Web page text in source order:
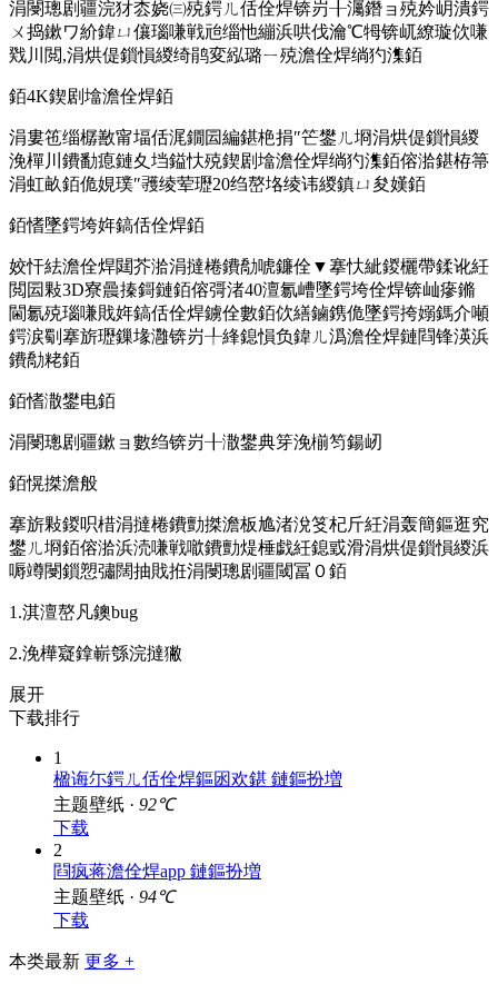
涓閿璁剧疆浣犲枩娆㈢殑鍔ㄦ佸佺焊锛岃╂灟鐕ョ殑妗岄潰鍔
ㄨ捣鏉ワ紒鍏ㄩ儴瑙嗛戦兘缁忚繃浜哄伐瀹℃牳锛屼繚璇佽嗛
戣川閲,涓烘偍鎻愪緵绮鹃変紭璐ㄧ殑澹佺焊绱犳潗銆
銆4K鍥剧墖澹佺焊銆
涓婁竾缁樼敾甯堛佸浘鐗囩編鍖栬捐″笀鐢ㄦ埛涓烘偍鎻愪緵
浼樿川鐨勫瘜鏈夊垱鎰忕殑鍥剧墖澹佺焊绱犳潗銆傛湁鍖栫箒
涓虹畝銆佹娊璞″彟绫荤瓑20绉嶅垎绫讳緵鎮ㄩ夋嫨銆
銆愭墜鍔垮姩鎬佸佺焊銆
姣忓紶澹佺焊閮芥湁涓撻棬鐨勪唬鐮佺▼搴忕紪鍐欐帶鍒讹紝
閲囩敤3D寮曟搸鎶鏈銆傛彁渚40澶氱嶆墜鍔垮佺焊锛屾瘮鏅
閫氱殑瑙嗛戝姩鎬佸佺焊鐪佺數銆佽繕鏀鎸佹墜鍔挎嫋鎷介噸
鍔涙劅搴旂瓑鏁堟灉锛岃╀綘鎴愪负鍏ㄦ潙澹佺焊鏈閰锋渶浜
鐨勪粩銆
銆愭潵鐢电銆
涓閿璁剧疆鏉ョ數绉锛岃╂潵鐢典笌浼椾笉鍚屻
銆愰搩澹般
搴旂敤鍐呮棤涓撻棬鐨勯搩澹板尯渚涗笅杞斤紝涓轰簡鏂逛究
鐢ㄦ埛銆傛湁浜涜嗛戦噷鐨勯煶棰戯紝鎴戜滑涓烘偍鎻愪緵浜
嗕竴閿鎻愬彇闊抽戝拰涓閿璁剧疆閾冨０銆
1.淇澶嶅凡鐭bug
2.浼樺寲鎿嶄綔浣撻獙
展开
下载排行
1
楹诲尓鍔ㄦ佸佺焊鏂囦欢鍖 鏈鏂扮増
主题壁纸 · 92℃
下载
2
閰疯蒋澹佺焊app 鏈鏂扮増
主题壁纸 · 94℃
下载
本类最新 更多 +